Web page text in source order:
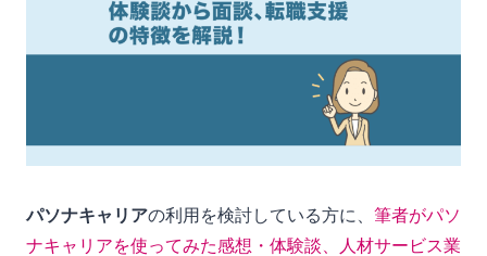
パソナキャリアの利用を検討している方に、 筆者がパソ
ナキャリアを使ってみた感想・体験談、人材サービス業